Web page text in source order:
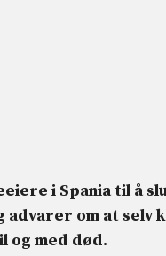
i Spania til å
advarer om at
og med død.